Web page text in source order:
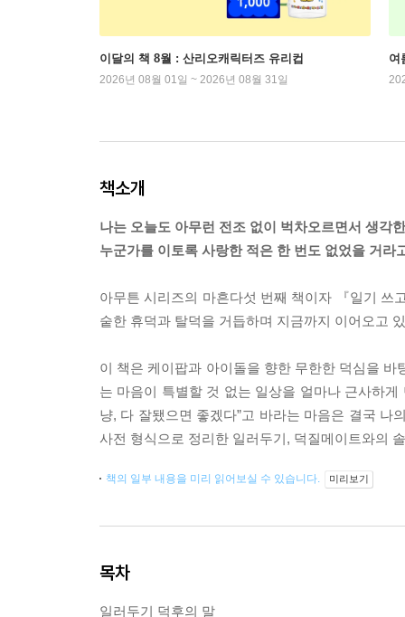
이달의 책 8월 : 산리오캐릭터즈 유리컵
2026년 08월 01일 ~ 2026년 08월 31일
여
책소개
나는 오늘도 아무런 전조 없이 벅차오르면서 생각
누군가를 이토록 사랑한 적은 한 번도 없었을 거라
아무튼 시리즈의 마흔다섯 번째 책이자 『일기 쓰
숱한 휴덕과 탈덕을 거듭하며 지금까지 이어오고
이 책은 케이팝과 아이돌을 향한 무한한 덕심을 바
는 마음이 특별할 것 없는 일상을 얼마나 근사하
냥, 다 잘됐으면 좋겠다”고 바라는 마음은 결국 나
사전 형식으로 정리한 일러두기, 덕질메이트와의
책의 일부 내용을 미리 읽어보실 수 있습니다. 미리보기
목차
일러두기 덕후의 말